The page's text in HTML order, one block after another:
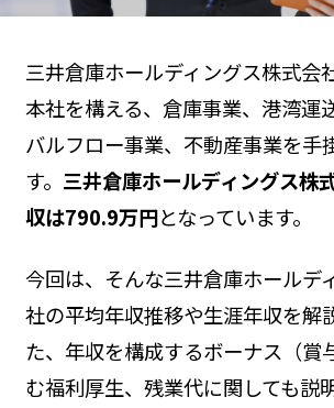
三井倉庫ホールディングス株式会
本社を構える、倉庫事業、港湾運
バルフロー事業、不動産事業を手
す。 三井倉庫ホールディングス株
収は790.9万円となっています。
今回は、そんな三井倉庫ホールデ
社の平均年収推移や生涯年収を解
た、年収を構成するボーナス（賞
む福利厚生、残業代に関しても説